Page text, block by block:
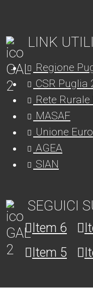
LINK UTILI
Regione
CSR Puglia
Rete
MASAF
Unione
AGEA
SIAN
SEGUICI
Item 6
Item 5